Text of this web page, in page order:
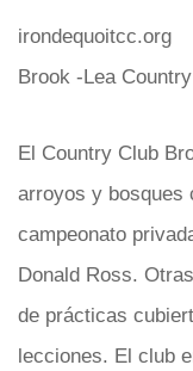
irondequoitcc.org
Brook -Lea
El Country Club
arroyos y bosques
campeonato
Donald Ross.
de prácticas
lecciones. El club